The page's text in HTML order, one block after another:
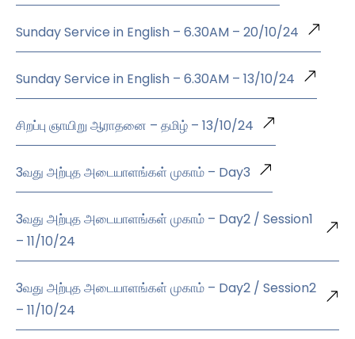
Sunday Service in English – 6.30AM – 20/10/24
Sunday Service in English – 6.30AM – 13/10/24
சிறப்பு ஞாயிறு ஆராதனை – தமிழ் – 13/10/24
3வது அற்புத அடையாளங்கள் முகாம் – Day3
3வது அற்புத அடையாளங்கள் முகாம் – Day2 / Session1
– 11/10/24
3வது அற்புத அடையாளங்கள் முகாம் – Day2 / Session2
– 11/10/24